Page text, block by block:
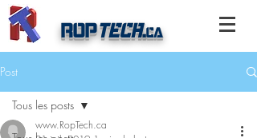
ROPTECH. ca
Post
Tous les posts
www.RopTech.ca